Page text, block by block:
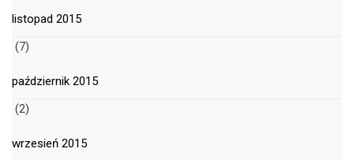
listopad 2015
(7)
październik 2015
(2)
wrzesień 2015